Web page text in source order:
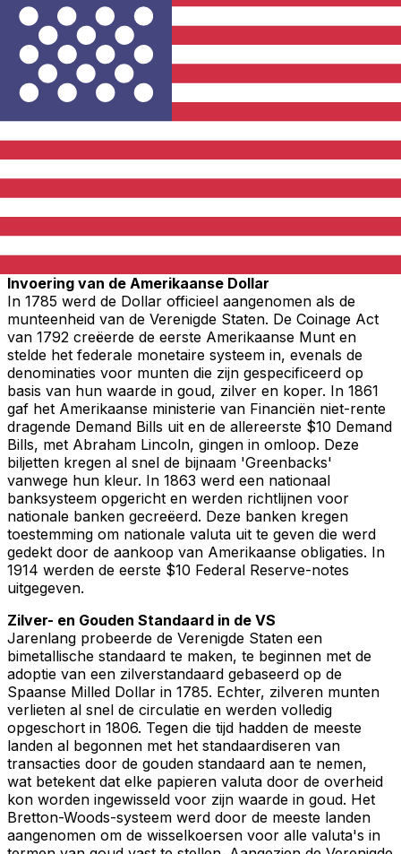
Oost-Caribische Dollar
Eritrese Nakfa
Hongkong Dollar
Jordaanse Dinar
0.70900
Libanese Pond
1507.50
Omanese Rial
0.38450
Panamese Balboa
1.00000
Qatarese Riyal
3.64000
Invoering van de Amerikaanse Dollar
In 1785 werd de Dollar officieel aangenomen als de
munteenheid van de Verenigde Staten. De Coinage Act
van 1792 creëerde de eerste Amerikaanse Munt en
stelde het federale monetaire systeem in, evenals de
denominaties voor munten die zijn gespecificeerd op
basis van hun waarde in goud, zilver en koper. In 1861
gaf het Amerikaanse ministerie van Financiën niet-rente
dragende Demand Bills uit en de allereerste $10 Demand
Bills, met Abraham Lincoln, gingen in omloop. Deze
biljetten kregen al snel de bijnaam 'Greenbacks'
vanwege hun kleur. In 1863 werd een nationaal
banksysteem opgericht en werden richtlijnen voor
nationale banken gecreëerd. Deze banken kregen
toestemming om nationale valuta uit te geven die werd
gedekt door de aankoop van Amerikaanse obligaties. In
1914 werden de eerste $10 Federal Reserve-notes
uitgegeven.
Zilver- en Gouden Standaard in de VS
Jarenlang probeerde de Verenigde Staten een
bimetallische standaard te maken, te beginnen met de
adoptie van een zilverstandaard gebaseerd op de
Spaanse Milled Dollar in 1785. Echter, zilveren munten
verlieten al snel de circulatie en werden volledig
opgeschort in 1806. Tegen die tijd hadden de meeste
landen al begonnen met het standaardiseren van
transacties door de gouden standaard aan te nemen,
wat betekent dat elke papieren valuta door de overheid
kon worden ingewisseld voor zijn waarde in goud. Het
Bretton-Woods-systeem werd door de meeste landen
aangenomen om de wisselkoersen voor alle valuta's in